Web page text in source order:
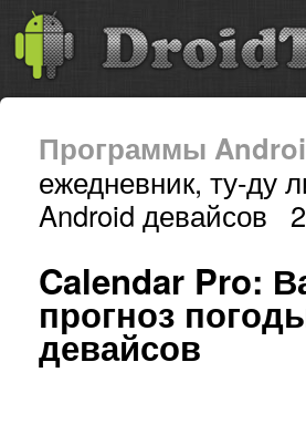
Программы
ежедневник, ту-ду
Android девайсов
Calendar Pro:
прогноз
девайсов